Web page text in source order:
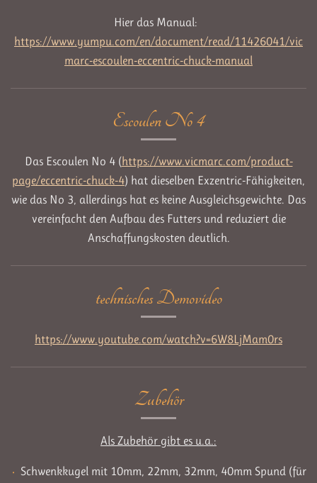
Hier das Manual:
https://www.yumpu.com/en/document/read/11426041/vic
marc-escoulen-eccentric-chuck-manual
Escoulen No 4
Das Escoulen No 4 (https://www.vicmarc.com/product-
page/eccentric-chuck-4) hat dieselben Exzentric-Fähigkeiten,
wie das No 3, allerdings hat es keine Ausgleichsgewichte. Das
vereinfacht den Aufbau des Futters und reduziert die
Anschaffungskosten deutlich.
technisches Demovideo
https://www.youtube.com/watch?v=6W8LjMam0rs
Zubehör
Als Zubehör gibt es u.a.:
Schwenkkugel mit 10mm, 22mm, 32mm, 40mm Spund (für